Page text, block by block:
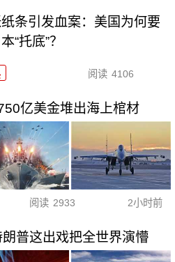
条引发血案：美国为何要
“托底”？
阅读 4106
亿美金堆出海上棺材
阅读 2933 2小时前
朗普这出戏把全世界演懵